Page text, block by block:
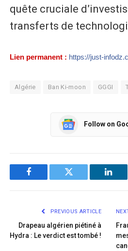
quête cruciale
transferts de
Lien permanent : https://just-
Algérie Ban Ki-moon GGGI
Follow on
Facebook Twitter
PREVIOUS ARTICLE
Drapeau algérien piétiné à
Hydra : Le verdict est tombé !